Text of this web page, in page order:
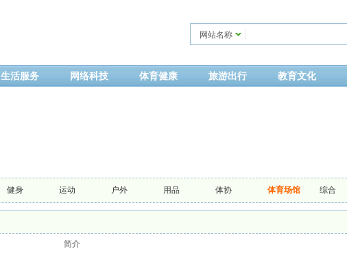
网站名称
生活服务 网络科技 体育健康 旅游出行 教育文化
健身 运动 户外 用品 体协 体育场馆 综合
简介